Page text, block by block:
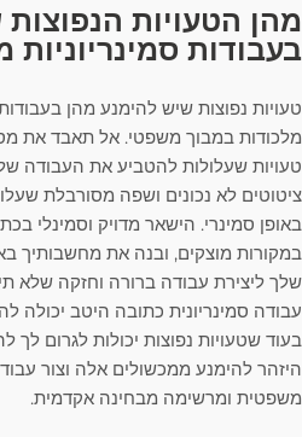
מהן הטעויות
בעבודות
טעויות נפוצות שיש להימנע מהן
מלכודות במבוך משפטי. אל תאבד את
טעויות שעלולות להטביע את העבודה
ציטוטים לא נכונים ושפה מסורבלת
באופן סמינרי. הישאר מדויק וסמינלי
במקורות מוצקים, ובנה את מחשבותיך
שלך ליצירת עבודה ברורה וחזקה שלא
עבודה סמינריונית כתובה היטב יכולה
בעוד שטעויות נפוצות יכולות לגרום לך
היזהר להימנע ממכשולים אלה וצור
משפטית ומרשימה מבחינה אקדמית.